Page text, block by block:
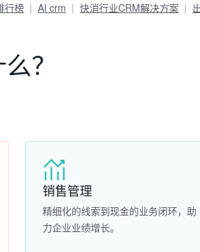
行榜 AI crm 快消行业CRM解决方案
？
销售管理
精细化的线索到现金的业务闭环，助
力企业业绩增长。